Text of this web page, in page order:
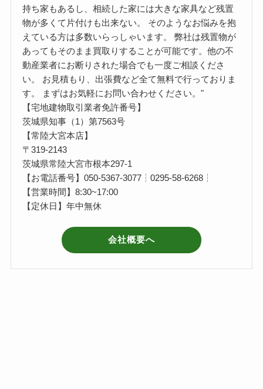
持ち家もあるし、相続した家には大きな家具など残置
物が多くて片付けも出来ない。 そのようなお悩みを抱
えている方は多数いらっしゃいます。 弊社は残置物が
あってもそのまま買取りすることが可能です。他の不
動産業者にお断りされた場合でも一度ご相談くださ
い。 お見積もり、出張費など全て無料で行っておりま
す。 まずはお気軽にお問い合わせください。"
【宅地建物取引業者免許番号】
茨城県知事（1）第7563号
【常陸大宮本店】
〒319-2143
茨城県常陸大宮市根本297-1
【お電話番号】050-5367-3077┆0295-58-6268┆
【営業時間】8:30~17:00
【定休日】年中無休
会社概要へ